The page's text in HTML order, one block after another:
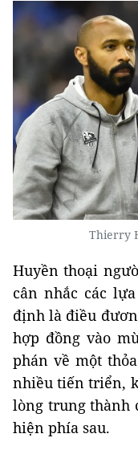
Thierry
Huyền thoại
cân nhắc các
định là điều
hợp đồng vào
phán về một
nhiều tiến triển,
lòng trung thành
hiện phía sau.